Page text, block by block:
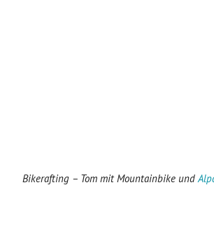
Bikerafting – Tom mit Mountainbike und